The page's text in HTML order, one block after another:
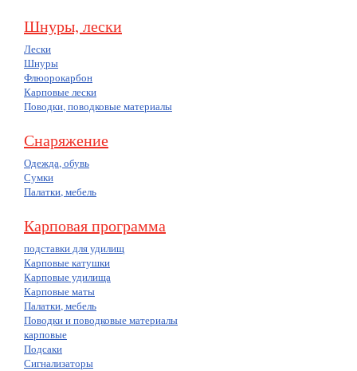
Шнуры, лески
Лески
Шнуры
Флюорокарбон
Карповые лески
Поводки, поводковые материалы
Снаряжение
Одежда, обувь
Сумки
Палатки, мебель
Карповая программа
подставки для удилищ
Карповые катушки
Карповые удилища
Карповые маты
Палатки, мебель
Поводки и поводковые материалы
карповые
Подсаки
Сигнализаторы